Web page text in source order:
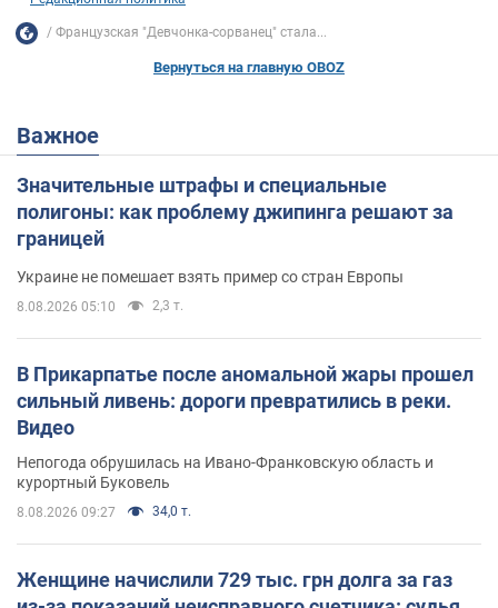
Французская "Девчoнка-сорванец" стала...
Вернуться на главную OBOZ
Важное
Значительные штрафы и специальные
полигоны: как проблему джипинга решают за
границей
Украине не помешает взять пример со стран Европы
8.08.2026 05:10 2,3 т.
В Прикарпатье после аномальной жары прошел
сильный ливень: дороги превратились в реки.
Видео
Непогода обрушилась на Ивано-Франковскую область и
курортный Буковель
8.08.2026 09:27 34,0 т.
Женщине начислили 729 тыс. грн долга за газ